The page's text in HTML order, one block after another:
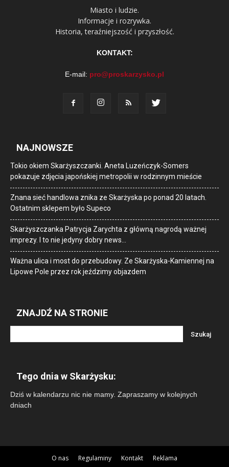
Miasto i ludzie.
Informacje i rozrywka.
Historia, teraźniejszość i przyszłość.
KONTAKT:
E-mail: pro@proskarzysko.pl
NAJNOWSZE
Tokio okiem Skarżyszczanki. Aneta Luzeńczyk-Somers
pokazuje zdjęcia japońskiej metropolii w rodzinnym mieście
Znana sieć handlowa znika ze Skarżyska po ponad 20 latach.
Ostatnim sklepem było Supeco
Skarżyszczanka Patrycja Zarychta z główną nagrodą ważnej
imprezy. I to nie jedyny dobry news…
Ważna ulica i most do przebudowy. Ze Skarżyska-Kamiennej na
Lipowe Pole przez rok jeździmy objazdem
ZNAJDŹ NA STRONIE
Tego dnia w Skarżysku:
Dziś w kalendarzu nic nie mamy. Zapraszamy w kolejnych
dniach
O nas Regulaminy Kontakt Reklama